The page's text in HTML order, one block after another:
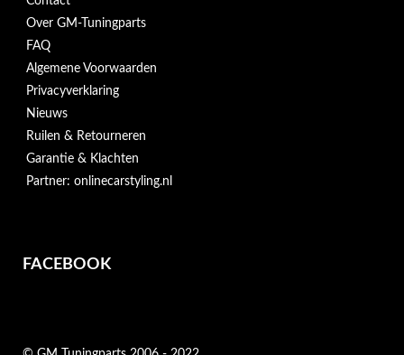
Over GM-Tuningparts
FAQ
Algemene Voorwaarden
Privacyverklaring
Nieuws
Ruilen & Retourneren
Garantie & Klachten
Partner: onlinecarstyling.nl
FACEBOOK